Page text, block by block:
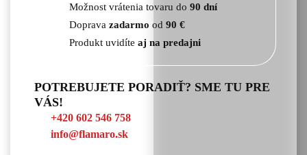
Možnost vrátenia tovaru do 90 dní
Doprava zadarmo od 90 €
Produkt uvidíte aj na predajni
POTREBUJETE PORADIŤ? SME TU PRE
VÁS!
+420 602 546 758
info@flamaro.sk